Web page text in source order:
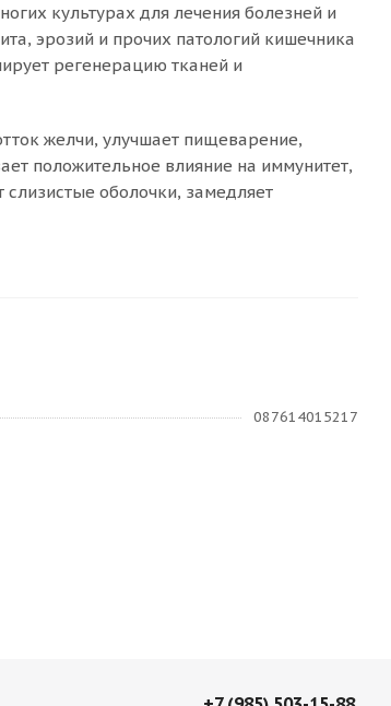
культурах для лечения болезней и
эрозий и прочих патологий кишечника
регенерацию тканей и
желчи, улучшает пищеварение,
положительное влияние на иммунитет,
оболочки, замедляет
087614015217